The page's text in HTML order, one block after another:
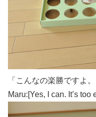
「こんなの楽勝ですよ。
Maru:[Yes, I can. It’s too